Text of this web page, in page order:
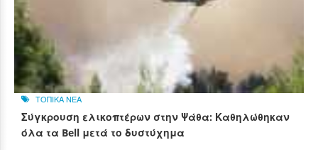
ΤΟΠΙΚΑ ΝΕΑ
Σύγκρουση ελικοπτέρων στην Ψάθα: Καθηλώθηκαν
όλα τα Bell μετά το δυστύχημα